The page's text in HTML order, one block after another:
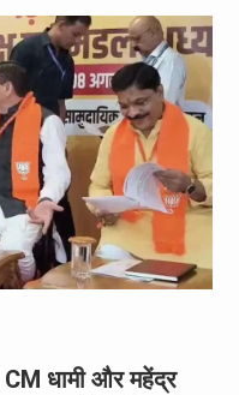
धामी और महेंद्र